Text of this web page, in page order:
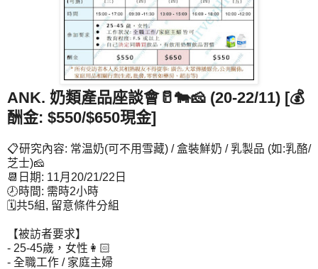
ANK. 奶類產品座談會🥛🐄🧀 (20-22/11) [💰
酬金: $550/$650現金]
📋研究內容: 常温奶(可不用雪藏) / 盒裝鮮奶 / 乳製品 (如:乳酪/
芝士)🧀
📆日期: 11月20/21/22日
🕗時間: 需時2小時
🗓共5組, 留意條件分組
【被訪者要求】
- 25-45歲，女性👩🏻
- 全職工作 / 家庭主婦